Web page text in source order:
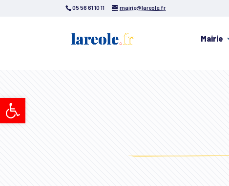
Ouvrir la barre d’outils
05 56 61 10 11 mairie@lareole.fr
Mairie